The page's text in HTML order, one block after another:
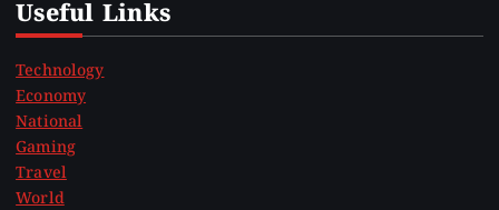
Useful Links
Technology
Economy
National
Gaming
Travel
World